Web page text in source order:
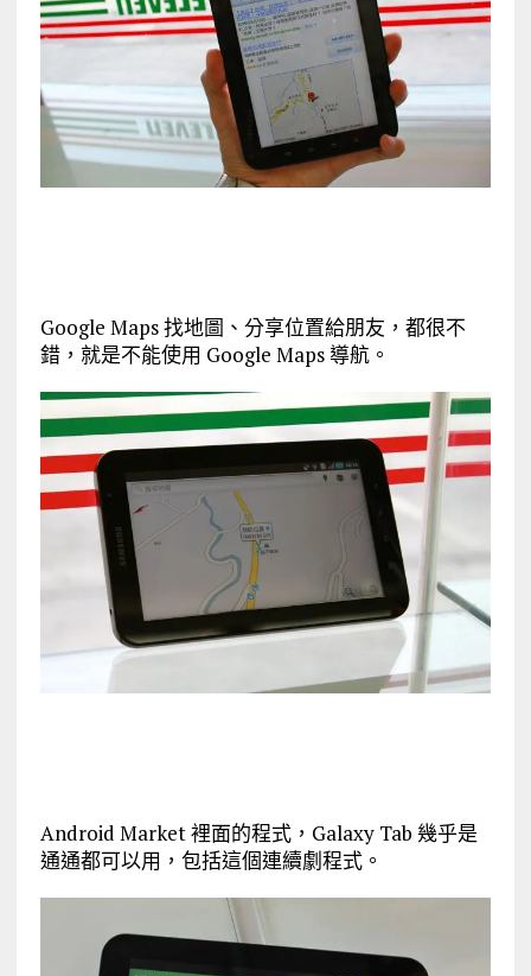
Google Maps 找地圖、分享位置給朋友，都很不
錯，就是不能使用 Google Maps 導航。
Android Market 裡面的程式，Galaxy Tab 幾乎是
通通都可以用，包括這個連續劇程式。